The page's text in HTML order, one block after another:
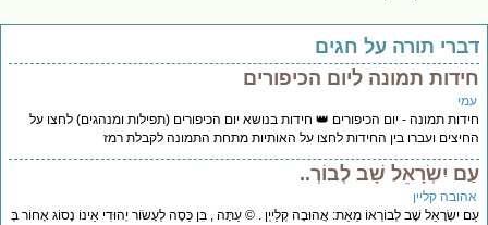
תורה על חגים
תמונה ליום הכיפורים
תמונה - יום הכיפורים 👑 חידות בנושא יום הכיפורים (תפילות ומנהגים) לחצו על
ועברו בין החידות לחצו על האותיות מתחת התמונה לקבלת רמז
יִשְׂרָאֵל שָׁב לְבוֹרְ..
קליין
יִשְׂרָאֵל שָׁב לְבוֹרְאוֹ מֵאֵת: אֲהוּבָה קְלַייְן . © עַתָּה , בִּן כֵּסֶה לְעָשׂוֹר יְהוּדִי אֵינוֹ נָסוֹג אָחוֹר בְּ